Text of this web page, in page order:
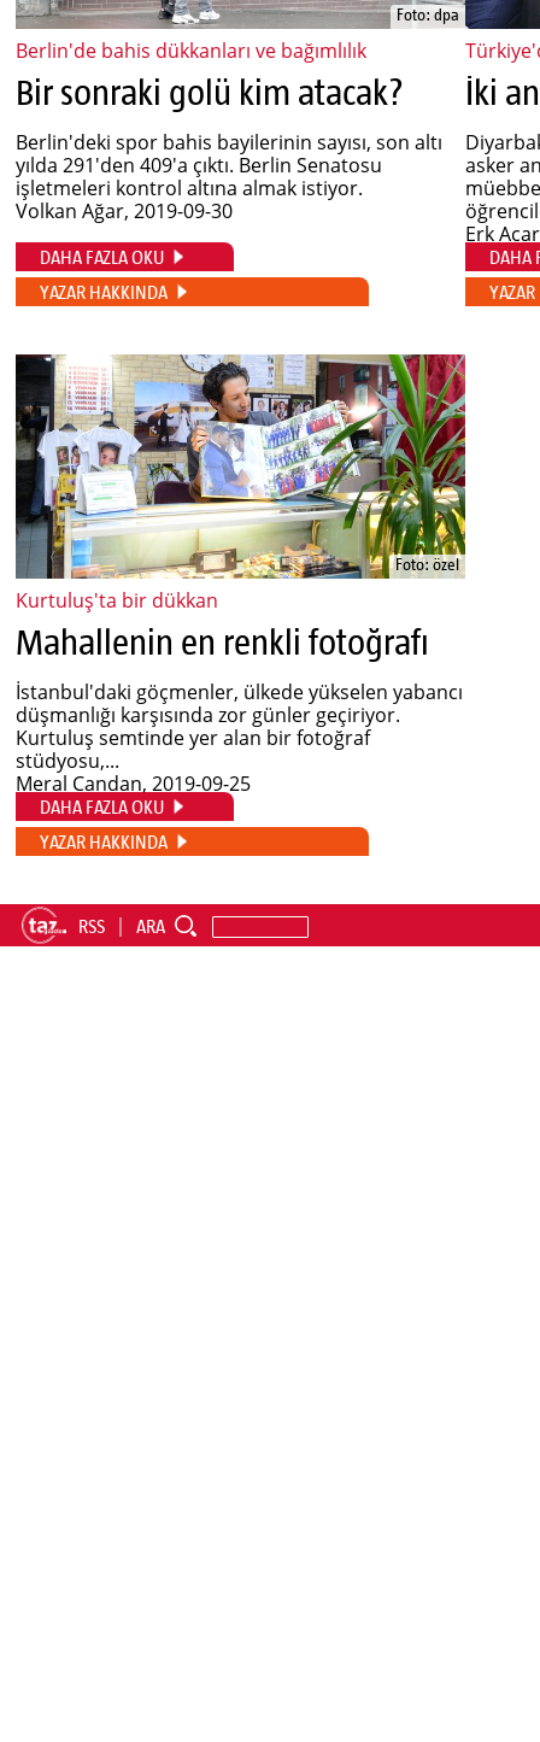
Foto: dpa
Berlin'de bahis dükkanları ve bağımlılık
Bir sonraki golü kim atacak?
Berlin'deki spor bahis bayilerinin sayısı, son altı
yılda 291'den 409'a çıktı. Berlin Senatosu
işletmeleri kontrol altına almak istiyor.
Volkan Ağar, 2019-09-30
DAHA FAZLA OKU
YAZAR HAKKINDA
İki
asker
Erk
DAHA
Foto: özel
Kurtuluş'ta bir dükkan
Mahallenin en renkli fotoğrafı
İstanbul'daki göçmenler, ülkede yükselen yabancı
düşmanlığı karşısında zor günler geçiriyor.
Kurtuluş semtinde yer alan bir fotoğraf
stüdyosu,...
Meral Candan, 2019-09-25
DAHA FAZLA OKU
YAZAR HAKKINDA
RSS ARA